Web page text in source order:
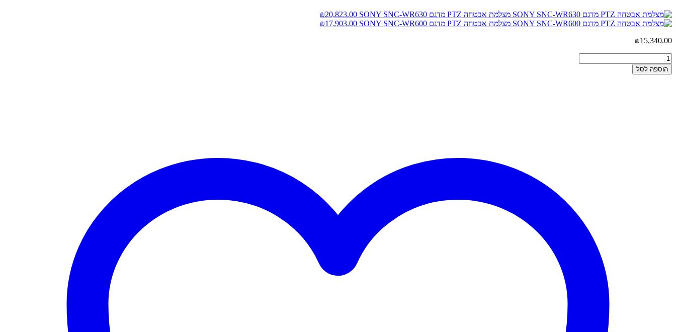
מצלמת אבטחה PTZ מדגם SONY SNC-WR630 ₪20,823.00
מצלמת אבטחה PTZ מדגם SONY SNC-WR600
₪17,903.00
₪15,340.00
הוספה לסל